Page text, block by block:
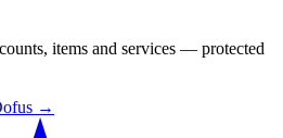
items and services — protected
→